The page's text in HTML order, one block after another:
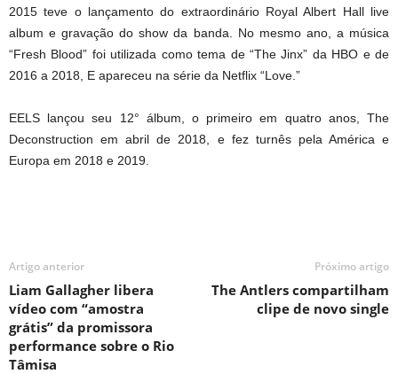
2015 teve o lançamento do extraordinário Royal Albert Hall live
album e gravação do show da banda. No mesmo ano, a música
“Fresh Blood” foi utilizada como tema de “The Jinx” da HBO e de
2016 a 2018, E apareceu na série da Netflix “Love.”
EELS lançou seu 12° álbum, o primeiro em quatro anos, The
Deconstruction em abril de 2018, e fez turnês pela América e
Europa em 2018 e 2019.
Artigo anterior
Liam Gallagher libera
vídeo com “amostra
grátis” da promissora
performance sobre o Rio
Tâmisa
Próximo artigo
The Antlers compartilham
clipe de novo single